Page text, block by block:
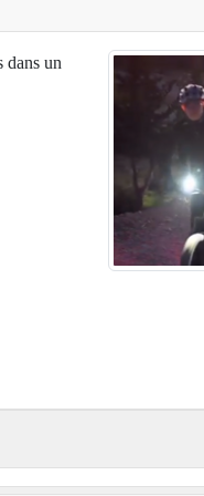
dans un